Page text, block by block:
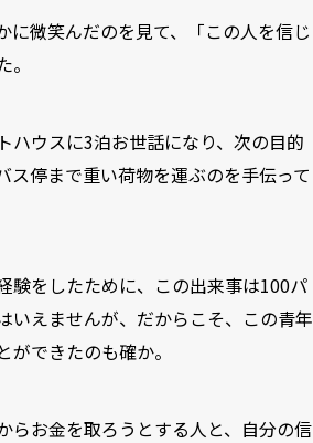
に微笑んだのを見て、「この人を信じ
ハウスに3泊お世話になり、次の目的
ス停まで重い荷物を運ぶのを手伝って
験をしたために、この出来事は100パ
いえませんが、だからこそ、この青年
できたのも確か。
らお金を取ろうとする人と、自分の信